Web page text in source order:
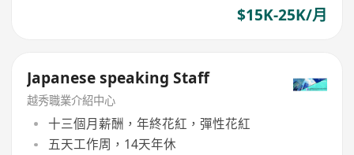
$15K-25K/月
Japanese speaking Staff
越秀職業介紹中心
十三個月薪酬，年終花紅，彈性花紅
五天工作周，14天年休